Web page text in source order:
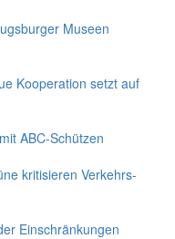
Museen
Kooperation setzt auf
ABC-Schüt­zen
kritisieren Verkehrs-
Einschränkungen